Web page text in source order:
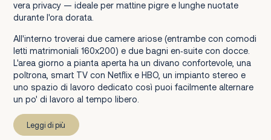
vera privacy — ideale per mattine pigre e lunghe nuotate
durante l'ora dorata.
All'interno troverai due camere ariose (entrambe con comodi
letti matrimoniali 160x200) e due bagni en‑suite con docce.
L'area giorno a pianta aperta ha un divano confortevole, una
poltrona, smart TV con Netflix e HBO, un impianto stereo e
uno spazio di lavoro dedicato così puoi facilmente alternare
un po' di lavoro al tempo libero.
Leggi di più